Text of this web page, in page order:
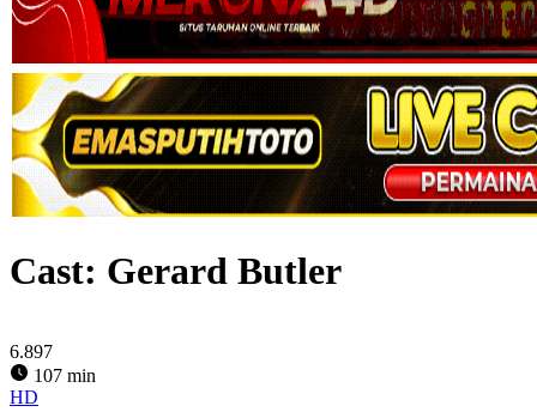
Cast: Gerard Butler
6.897
107 min
HD